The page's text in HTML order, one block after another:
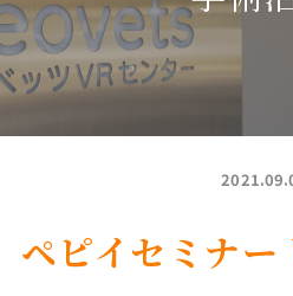
ペピイセミナ